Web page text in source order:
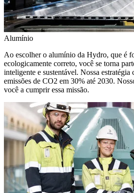
Alumínio
Ao escolher o alumínio da Hydro, que é
ecologicamente correto, você se torna
inteligente e sustentável. Nossa
emissões de CO2 em 30% até 2030.
você a cumprir essa missão.